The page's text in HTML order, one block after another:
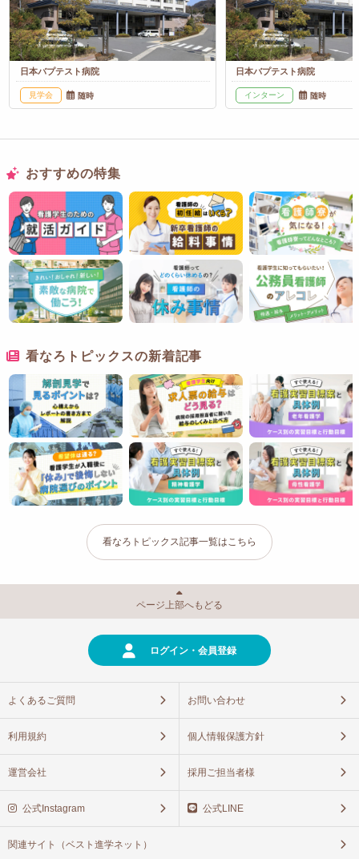
日本バプテスト病院
見学会 随時
日本バプテスト病院
インターン 随時
おすすめの特集
看なろトピックスの新着記事
看なろトピックス記事一覧はこちら
ページ上部へもどる
ログイン・会員登録
よくあるご質問 お問い合わせ
利用規約 個人情報保護方針
運営会社 採用ご担当者様
公式Instagram 公式LINE
関連サイト（ベスト進学ネット）